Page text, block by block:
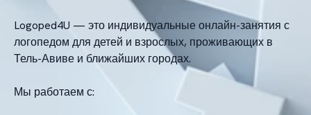
Logoped4U — это индивидуальные онлайн-занятия с
логопедом для детей и взрослых, проживающих в
Тель-Авиве и ближайших городах.
Мы работаем с: